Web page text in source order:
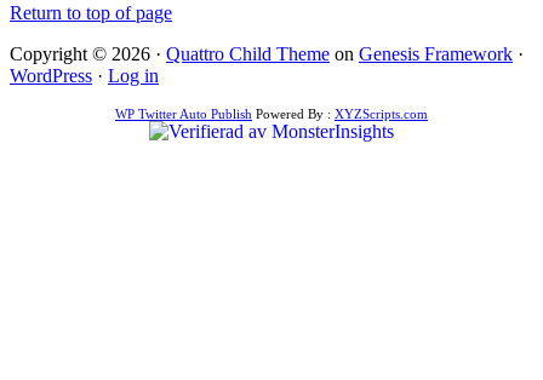
Return to top of page
Copyright © 2026 · Quattro Child Theme on Genesis Framework ·
WordPress · Log in
WP Twitter Auto Publish Powered By : XYZScripts.com